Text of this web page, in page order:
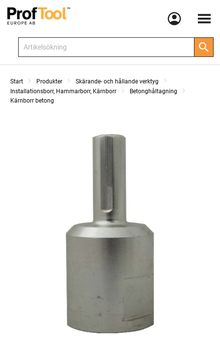
Meny
Start Produkter
Skärande- och hållande verktyg
Installationsborr, Hammarborr, Kärnborr
Betonghåltagning
Kärnborr betong